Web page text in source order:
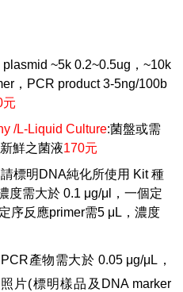
~5k 0.2~0.5ug ， ~10k
， PCR product 3-5ng/100b
元
/L-Liquid Culture:菌盤或需
鮮之菌液170元
請標明 DNA純化所使用 Kit種
度需大於 0.1 μg/μ
，一個定
序反應primer需5 μ L ，濃度
PCR產物需大於 0.05 μg/μ L ，
片(標明樣品及 DNA marker